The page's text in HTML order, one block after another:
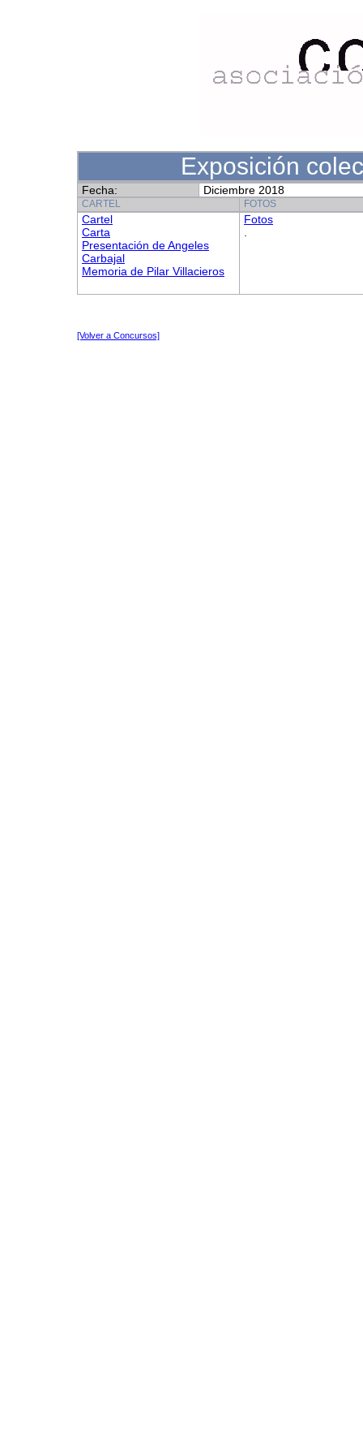
Exposición
Fecha: Diciembre 2018
CARTEL FOTOS
Cartel
Carta
Presentación de Angeles
Carbajal
Memoria de Pilar Villacieros
Fotos
[Volver a Concursos]